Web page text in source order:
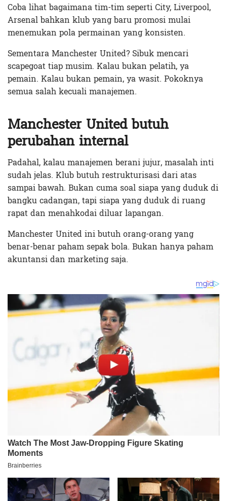
Coba lihat bagaimana tim-tim seperti City, Liverpool,
Arsenal bahkan klub yang baru promosi mulai
menemukan pola permainan yang konsisten.
Sementara Manchester United? Sibuk mencari
scapegoat tiap musim. Kalau bukan pelatih, ya
pemain. Kalau bukan pemain, ya wasit. Pokoknya
semua salah kecuali manajemen.
Manchester United butuh
perubahan internal
Padahal, kalau manajemen berani jujur, masalah inti
sudah jelas. Klub butuh restrukturisasi dari atas
sampai bawah. Bukan cuma soal siapa yang duduk di
bangku cadangan, tapi siapa yang duduk di ruang
rapat dan menahkodai diluar lapangan.
Manchester United ini butuh orang-orang yang
benar-benar paham sepak bola. Bukan hanya paham
akuntansi dan marketing saja.